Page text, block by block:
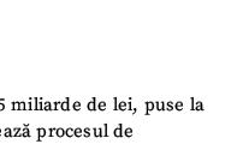
miliarde de lei, puse la
procesul de